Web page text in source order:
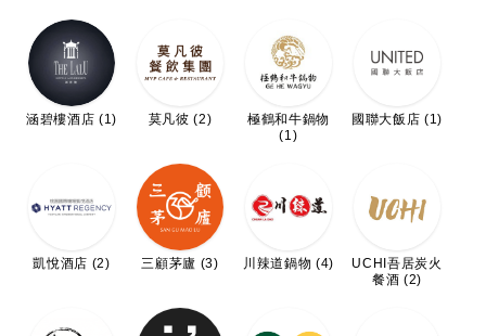
涵碧樓酒店 (1) 莫凡彼 (2)
極鶴和牛鍋物
(1)
國聯大飯店 (1)
凱悅酒店 (2) 三顧茅廬 (3) 川辣道鍋物 (4)
UCHI吾居炭火
餐酒 (2)